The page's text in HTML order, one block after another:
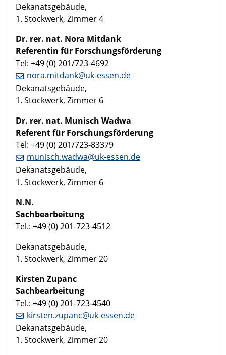
Dekanatsgebäude,
1. Stockwerk, Zimmer 4
Dr. rer. nat. Nora Mitdank
Referentin für Forschungsförderung
Tel: +49 (0) 201/723-4692
nora.mitdank@uk-essen.de
Dekanatsgebäude,
1. Stockwerk, Zimmer 6
Dr. rer. nat. Munisch Wadwa
Referent für Forschungsförderung
Tel: +49 (0) 201/723-83379
munisch.wadwa@uk-essen.de
Dekanatsgebäude,
1. Stockwerk, Zimmer 6
N.N.
Sachbearbeitung
Tel.: +49 (0) 201-723-4512
Dekanatsgebäude,
1. Stockwerk, Zimmer 20
Kirsten Zupanc
Sachbearbeitung
Tel.: +49 (0) 201-723-4540
kirsten.zupanc@uk-essen.de
Dekanatsgebäude,
1. Stockwerk, Zimmer 20